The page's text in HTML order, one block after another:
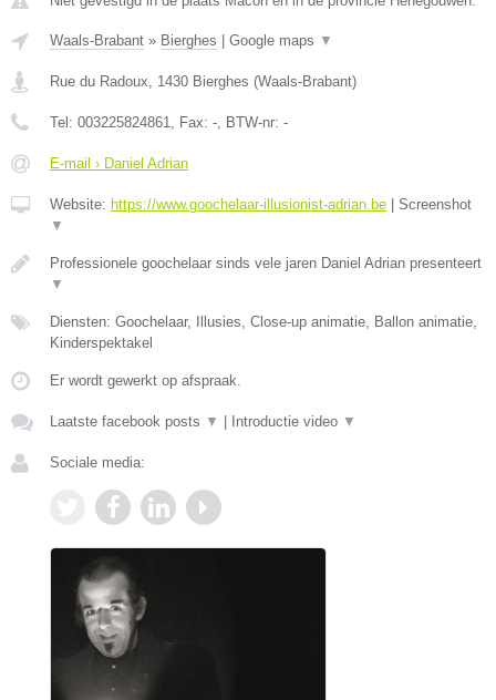
Waals-Brabant » Bierghes | Google maps ▼
Rue du Radoux 1430 Bierghes (Waals-Brabant)
Tel: 003225824861 , Fax: - , BTW-nr: -
E-mail › Daniel Adrian
Website: https://www.goochelaar-illusionist-adrian.be | Screenshot
▼
Professionele goochelaar sinds vele jaren Daniel Adrian presenteert
▼
Diensten: Goochelaar, Illusies, Close-up animatie, Ballon animatie,
Kinderspektakel
Er wordt gewerkt op afspraak.
Laatste facebook posts ▼ | Introductie video ▼
Sociale media: